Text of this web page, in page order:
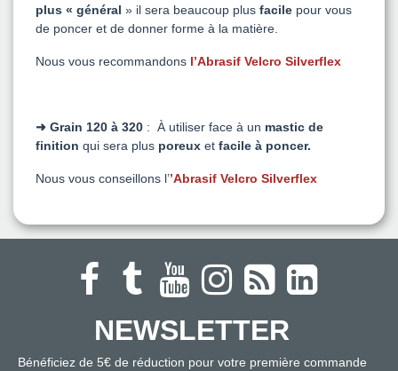
plus « général » il sera beaucoup plus facile pour vous
de poncer et de donner forme à la matière.
Nous vous recommandons l’Abrasif Velcro Silverflex
➜ Grain 120 à 320 : À utiliser face à un mastic de
finition qui sera plus poreux et facile à poncer.
Nous vous conseillons l’’Abrasif Velcro Silverflex
NEWSLETTER
Bénéficiez de 5€ de réduction pour votre première commande